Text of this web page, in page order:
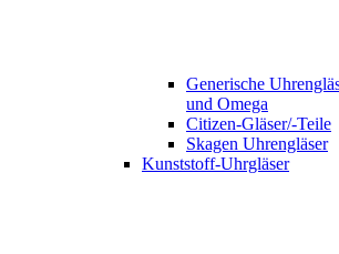
Generische
und Omega
Citizen-Gläser/-Teile
Skagen Uhrengläser
Kunststoff-Uhrgläser